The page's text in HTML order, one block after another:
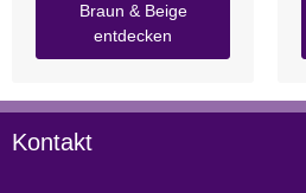
Braun & Beige
entdecken
Kontakt